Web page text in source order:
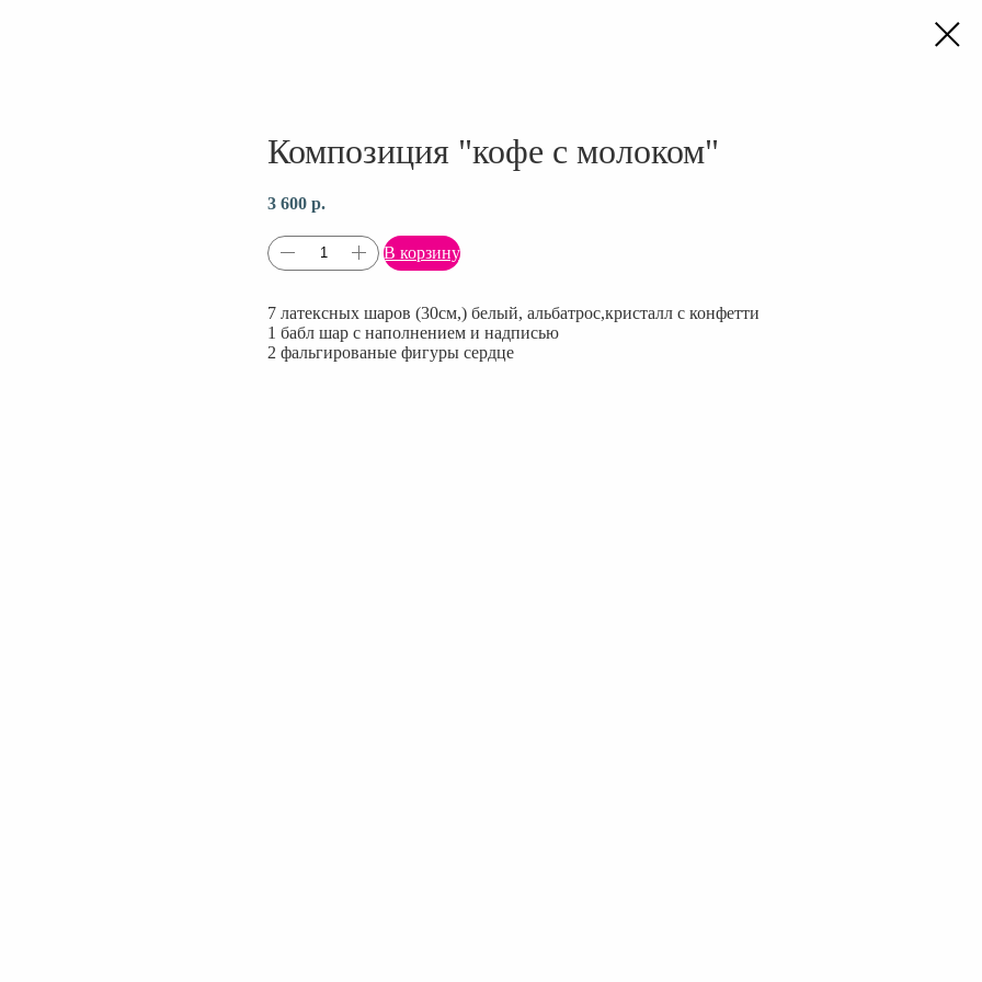
Композиция "кофе с молоком"
3 600 р.
В корзину
7 латексных шаров (30см,) белый, альбатрос,кристалл с конфетти
1 бабл шар с наполнением и надписью
2 фальгированые фигуры сердце